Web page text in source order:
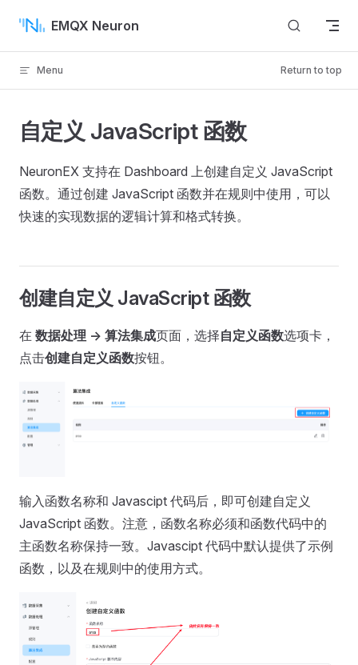
Skip to content
EMQX Neuron
Menu Return to top
自定义 JavaScript 函数
NeuronEX 支持在 Dashboard 上创建自定义 JavaScript
函数。通过创建 JavaScript 函数并在规则中使用，可以
快速的实现数据的逻辑计算和格式转换。
创建自定义 JavaScript 函数
在 数据处理 -> 算法集成页面，选择自定义函数选项卡，
点击创建自定义函数按钮。
输入函数名称和 Javascipt 代码后，即可创建自定义
JavaScript 函数。注意，函数名称必须和函数代码中的
主函数名称保持一致。Javascipt 代码中默认提供了示例
函数，以及在规则中的使用方式。